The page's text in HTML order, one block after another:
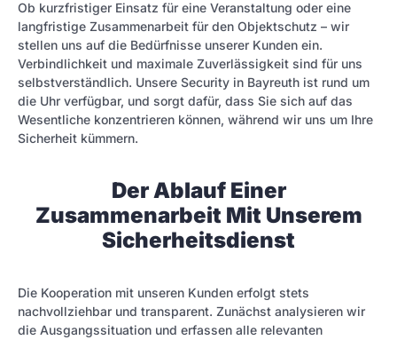
Ob kurzfristiger Einsatz für eine Veranstaltung oder eine
langfristige Zusammenarbeit für den Objektschutz – wir
stellen uns auf die Bedürfnisse unserer Kunden ein.
Verbindlichkeit und maximale Zuverlässigkeit sind für uns
selbstverständlich. Unsere Security in Bayreuth ist rund um
die Uhr verfügbar, und sorgt dafür, dass Sie sich auf das
Wesentliche konzentrieren können, während wir uns um Ihre
Sicherheit kümmern.
Der Ablauf Einer
Zusammenarbeit Mit Unserem
Sicherheitsdienst
Die Kooperation mit unseren Kunden erfolgt stets
nachvollziehbar und transparent. Zunächst analysieren wir
die Ausgangssituation und erfassen alle relevanten